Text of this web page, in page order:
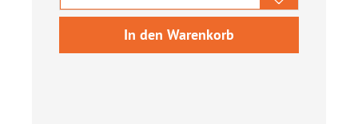
In den Warenkorb